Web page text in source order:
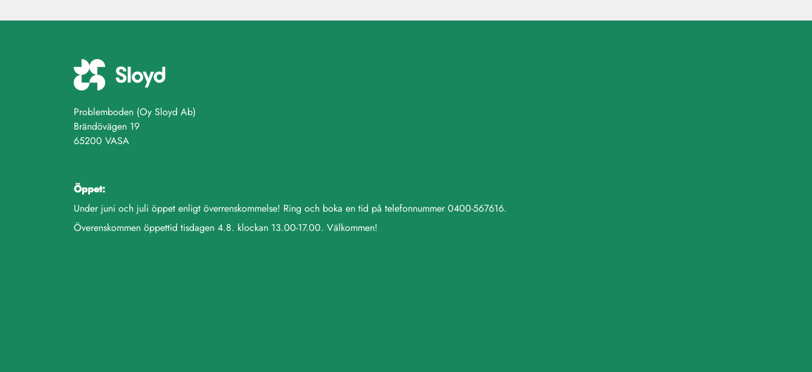
Problemboden (Oy Sloyd Ab)
Brändövägen 19
65200 VASA
Öppet:
Under juni och juli öppet enligt överrenskommelse! Ring och boka en tid på telefonnummer 0400-567616.
Överenskommen öppettid tisdagen 4.8. klockan 13.00-17.00. Välkommen!